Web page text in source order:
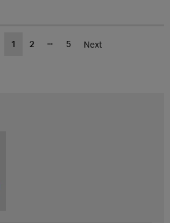
1 2 ... 5 Next